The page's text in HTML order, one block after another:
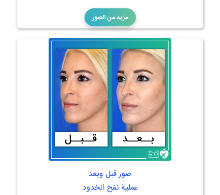
مزيد من الصور
صور قبل وبعد
عملية نفخ الخدود